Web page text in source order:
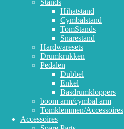
Stands
Hihatstand
Cymbalstand
TomStands
Snarestand
Hardwaresets
Drumkrukken
Pedalen
Dubbel
Enkel
Basdrumkloppers
boom arm/cymbal arm
Tomklemmen/Accessoires
Accessoires